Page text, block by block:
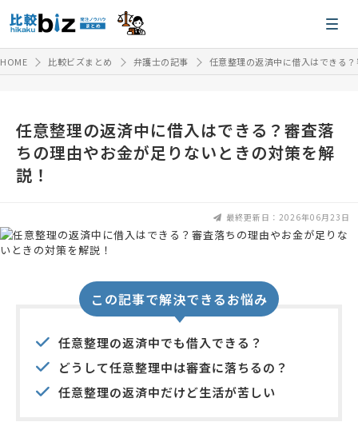
HOME 比較ビズまとめ 弁護士の記事 任意整理の返済中に借入はできる
任意整理の返済中に借入はできる？審査落
ちの理由やお金が足りないときの対策を解
説！
最終更新日：2026年06月23日
この記事で解決できるお悩み
任意整理の返済中でも借入できる？
どうして任意整理中は審査に落ちるの？
任意整理の返済中だけど生活が苦しい